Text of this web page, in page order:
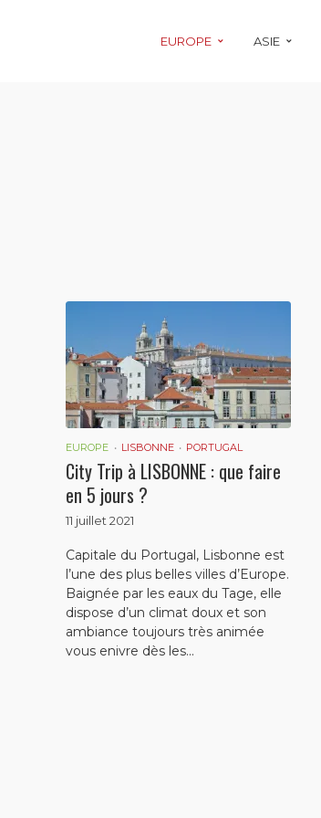
EUROPE ASIE
EUROPE LISBONNE PORTUGAL
City Trip à LISBONNE : que faire
en 5 jours ?
11 juillet 2021
Capitale du Portugal, Lisbonne est
l’une des plus belles villes d’Europe.
Baignée par les eaux du Tage, elle
dispose d’un climat doux et son
ambiance toujours très animée
vous enivre dès les...